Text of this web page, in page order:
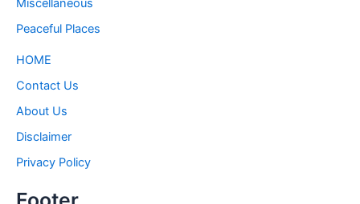
Miscellaneous
Peaceful Places
HOME
Contact Us
About Us
Disclaimer
Privacy Policy